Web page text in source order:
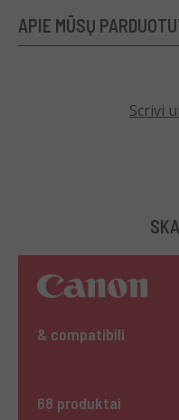
APIE MŪSŲ
Scrivi
& compatibili
68 produktai